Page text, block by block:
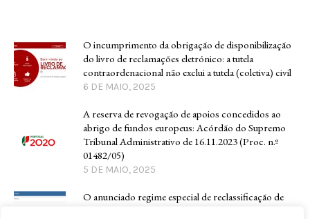
O incumprimento da obrigação de disponibilização
do livro de reclamações eletrónico: a tutela
contraordenacional não exclui a tutela (coletiva) civil
6 DE MAIO, 2025
A reserva de revogação de apoios concedidos ao
abrigo de fundos europeus: Acórdão do Supremo
Tribunal Administrativo de 16.11.2023 (Proc. n.º
01482/05)
5 DE MAIO, 2025
O anunciado regime especial de reclassificação de